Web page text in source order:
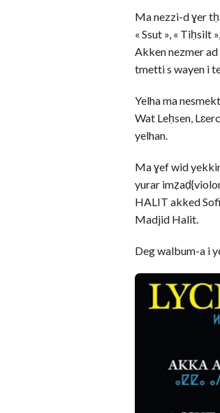
Ma nezzi-d ɣer
« Ssut », « Tiḥsilt
Akken nezmer
tmetti s wayen i
Yelha ma
Wat Leḥsen,
yelhan.
Ma ɣef wid
yurar
HALIT akked
Madjid Halit.
Deg walbum-a i